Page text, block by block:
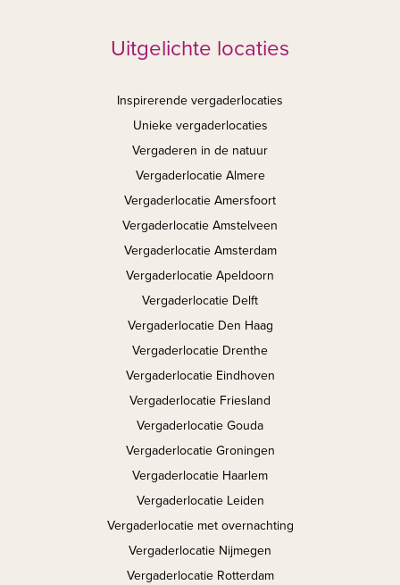
Uitgelichte locaties
Inspirerende vergaderlocaties
Unieke vergaderlocaties
Vergaderen in de natuur
Vergaderlocatie Almere
Vergaderlocatie Amersfoort
Vergaderlocatie Amstelveen
Vergaderlocatie Amsterdam
Vergaderlocatie Apeldoorn
Vergaderlocatie Delft
Vergaderlocatie Den Haag
Vergaderlocatie Drenthe
Vergaderlocatie Eindhoven
Vergaderlocatie Friesland
Vergaderlocatie Gouda
Vergaderlocatie Groningen
Vergaderlocatie Haarlem
Vergaderlocatie Leiden
Vergaderlocatie met overnachting
Vergaderlocatie Nijmegen
Vergaderlocatie Rotterdam